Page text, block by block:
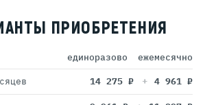
ПРИОБРЕТЕНИЯ
единоразово ежемесячно
14 275 ₽ 4 961 ₽